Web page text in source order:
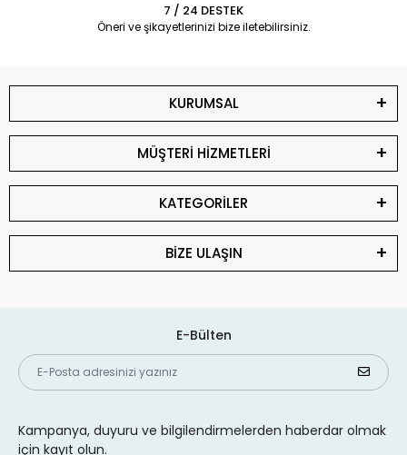
7 / 24 DESTEK
Öneri ve şikayetlerinizi bize iletebilirsiniz.
KURUMSAL
MÜŞTERİ HİZMETLERİ
KATEGORİLER
BİZE ULAŞIN
E-Bülten
Kampanya, duyuru ve bilgilendirmelerden haberdar olmak
için kayıt olun.